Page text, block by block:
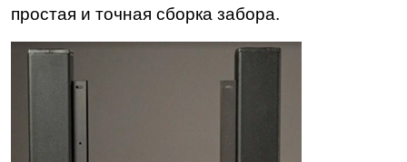
простая и точная сборка забора.